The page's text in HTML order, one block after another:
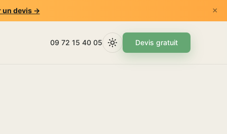
un devis → ×
09 72 15 40 05 Devis gratuit